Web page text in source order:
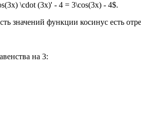
\cdot (3x)' - 4 = 3\cos(3x) - 4$.
значений функции косинус есть
на 3: